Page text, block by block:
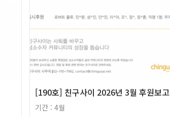
[190호] 친구사이 2026년 3월 후원보고
기간 : 4월